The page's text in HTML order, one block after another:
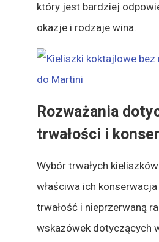
który jest bardziej
okazje i rodzaje wina.​
Rozważania
trwałości i
Wybór trwałych
właściwa ich
trwałość i nieprzerwaną
wskazówek dotyczących